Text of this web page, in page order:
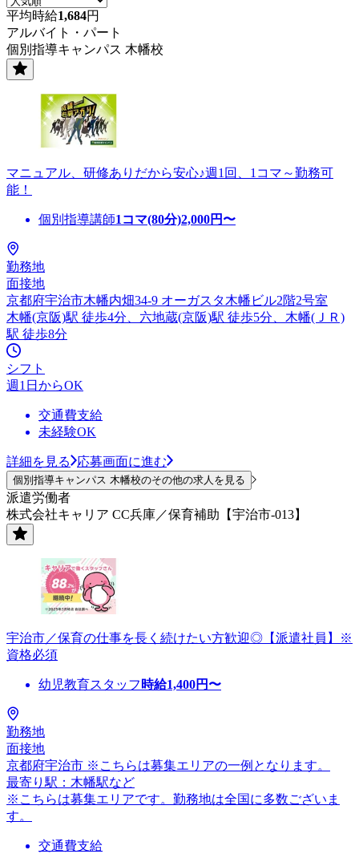
平均時給1,684円
アルバイト・パート
個別指導キャンパス 木幡校
マニュアル、研修ありだから安心♪週1回、1コマ～勤務可
能！
個別指導講師1コマ(80分)2,000円〜
勤務地
面接地
京都府宇治市木幡内畑34-9 オーガスタ木幡ビル2階2号室
木幡(京阪)駅 徒歩4分、六地蔵(京阪)駅 徒歩5分、木幡(ＪＲ)
駅 徒歩8分
シフト
週1日からOK
交通費支給
未経験OK
詳細を見る 応募画面に進む
個別指導キャンパス 木幡校のその他の求人を見る
派遣労働者
株式会社キャリア CC兵庫／保育補助【宇治市-013】
宇治市／保育の仕事を長く続けたい方歓迎◎【派遣社員】※
資格必須
幼児教育スタッフ 時給1,400円〜
勤務地
面接地
京都府宇治市 ※こちらは募集エリアの一例となります。
最寄り駅：木幡駅など
※こちらは募集エリアです。勤務地は全国に多数ございま
す。
交通費支給